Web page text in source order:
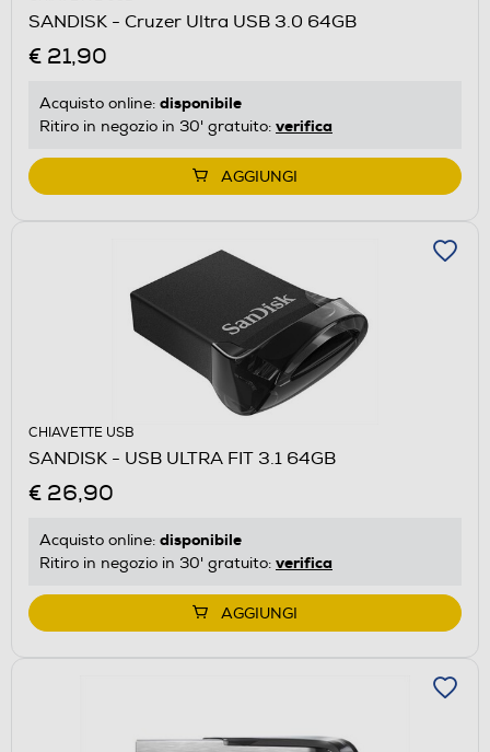
SANDISK - Cruzer Ultra USB 3.0 64GB
€ 21,90
Acquisto online: disponibile
Ritiro in negozio in 30' gratuito: verifica
AGGIUNGI
CHIAVETTE USB
SANDISK - USB ULTRA FIT 3.1 64GB
€ 26,90
Acquisto online: disponibile
Ritiro in negozio in 30' gratuito: verifica
AGGIUNGI